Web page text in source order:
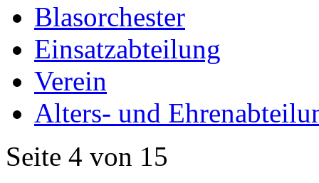
Blasorchester
Einsatzabteilung
Verein
Alters- und
Seite 4 von 15